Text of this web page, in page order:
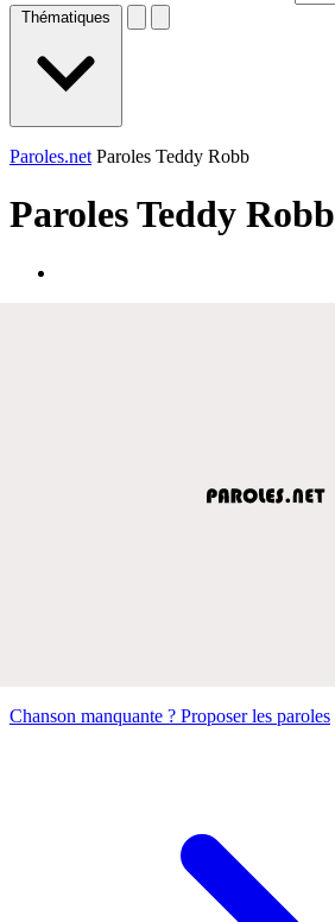
Thématiques
Paroles.net Paroles Teddy Robb
ParolesTeddy Robb
Chanson manquante ? Proposer les paroles